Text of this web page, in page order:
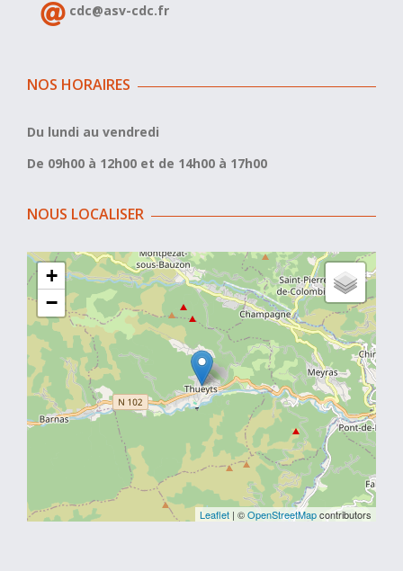
cdc@asv-cdc.fr
NOS HORAIRES
Du lundi au vendredi
De 09h00 à 12h00 et de 14h00 à 17h00
NOUS LOCALISER
+
−
Leaflet | ©OpenStreetMapcontributors